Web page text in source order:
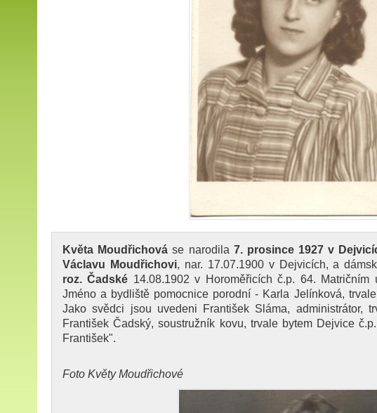
Květa Moudřichová se narodila 7. prosince 1927 v
Václavu Moudřichovi, nar. 17.07.1900 v Dejvicích, a
roz. Čadské 14.08.1902 v Horoměřicích č.p. 64.
Jméno a bydliště pomocnice porodní - Karla Jelínková,
Jako svědci jsou uvedeni František Sláma, administrátor,
František Čadský, soustružník kovu, trvale bytem Dejvice
František".
Foto Květy Moudřichové